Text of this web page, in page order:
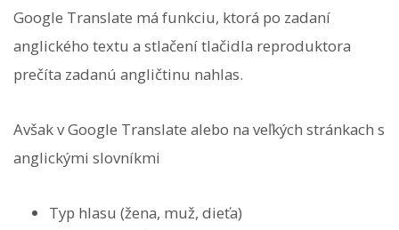
Google Translate má funkciu, ktorá po zadaní
anglického textu a stlačení tlačidla reproduktora
prečíta zadanú angličtinu nahlas.
Avšak v Google Translate alebo na veľkých stránkach s
anglickými slovníkmi
Typ hlasu (žena, muž, dieťa)